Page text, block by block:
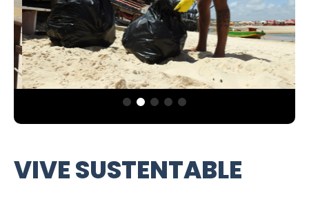
VIVE SUSTENTABLE